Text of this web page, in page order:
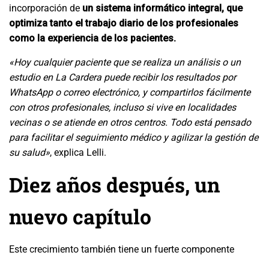
incorporación de un sistema informático integral, que
optimiza tanto el trabajo diario de los profesionales
como la experiencia de los pacientes.
«Hoy cualquier paciente que se realiza un análisis o un
estudio en La Cardera puede recibir los resultados por
WhatsApp o correo electrónico, y compartirlos fácilmente
con otros profesionales, incluso si vive en localidades
vecinas o se atiende en otros centros. Todo está pensado
para facilitar el seguimiento médico y agilizar la gestión de
su salud», explica Lelli.
Diez años después, un
nuevo capítulo
Este crecimiento también tiene un fuerte componente